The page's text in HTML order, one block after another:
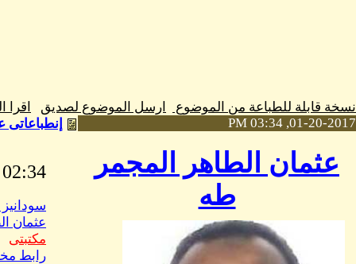
نسخة قابلة للطباعة من الموضوع ارسل الموضوع لصديق
01-20-2017, 03:34 PM
عثمان الطاهر المجمر
طه
02:34 PM January, 20 2017
عثمان
مكتبتى
رابط